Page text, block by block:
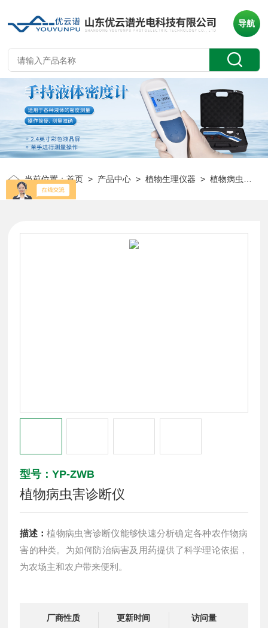
导航
当前位置：首页 > 产品中心 >植物生理仪器 >植物病虫害诊断仪
型号：YP-ZWB
植物病虫害诊断仪
描述：植物病虫害诊断仪能够快速分析确定各种农作物病
害的种类。为如何防治病害及用药提供了科学理论依据，
为农场主和农户带来便利。
厂商性质
更新时间
访问量